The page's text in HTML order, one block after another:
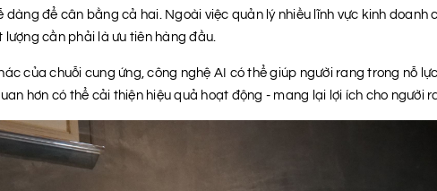
dàng để cân bằng cả hai. Ngoài việc quản lý nhiều lĩnh vực kinh
cần phải là ưu tiên hàng đầu.
của chuỗi cung ứng, công nghệ AI có thể giúp người rang trong nỗ
hơn có thể cải thiện hiệu quả hoạt động - mang lại lợi ích cho người